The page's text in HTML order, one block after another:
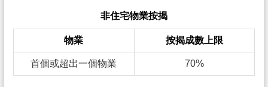
非住宅物業按揭
物業 按揭成數上限
首個或超出一個物業 70%